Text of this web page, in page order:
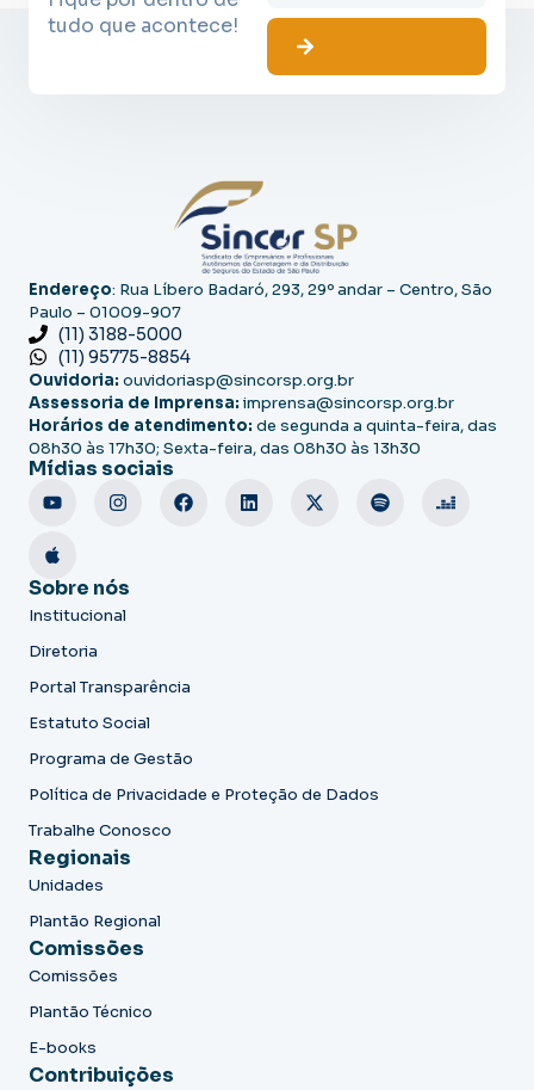
tudo que acontece!
Endereço: Rua Líbero Badaró, 293, 29º andar – Centro, São
Paulo – 01009-907
(11) 3188-5000
(11) 95775-8854
Ouvidoria: ouvidoriasp@sincorsp.org.br
Assessoria de Imprensa: imprensa@sincorsp.org.br
Horários de atendimento: de segunda a quinta-feira, das
08h30 às 17h30; Sexta-feira, das 08h30 às 13h30
Mídias sociais
Sobre nós
Institucional
Diretoria
Portal Transparência
Estatuto Social
Programa de Gestão
Política de Privacidade e Proteção de Dados
Trabalhe Conosco
Regionais
Unidades
Plantão Regional
Comissões
Comissões
Plantão Técnico
E-books
Contribuições